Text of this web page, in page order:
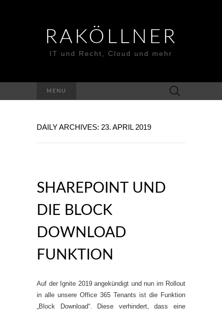
RAKÖLLNER
IT und Recht, Cloud und mehr
MENU
Suchen
nach:
DAILY ARCHIVES: 23. APRIL 2019
SHAREPOINT UND
DIE BLOCK
DOWNLOAD
FUNKTION
Auf der Ignite 2019 angekündigt und nun im Rollout
in alle unsere Office 365 Tenants ist die Funktion
„Block Download“. Diese verhindert, dass eine